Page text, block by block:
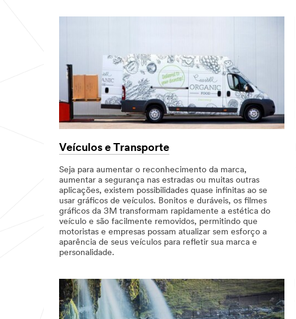
Veículos e Transporte
Seja para aumentar o reconhecimento da marca,
aumentar a segurança nas estradas ou muitas outras
aplicações, existem possibilidades quase infinitas ao se
usar gráficos de veículos. Bonitos e duráveis, os filmes
gráficos da 3M transformam rapidamente a estética do
veículo e são facilmente removidos, permitindo que
motoristas e empresas possam atualizar sem esforço a
aparência de seus veículos para refletir sua marca e
personalidade.